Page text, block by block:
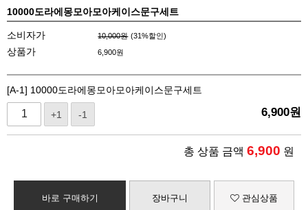
10000도라에몽모아모아케이스문구세트
소비자가 10,000원 (31%할인)
상품가 6,900원
[A-1] 10000도라에몽모아모아케이스문구세트
+1 -1 6,900원
총 상품 금액 6,900 원
바로 구매하기 장바구니 관심상품